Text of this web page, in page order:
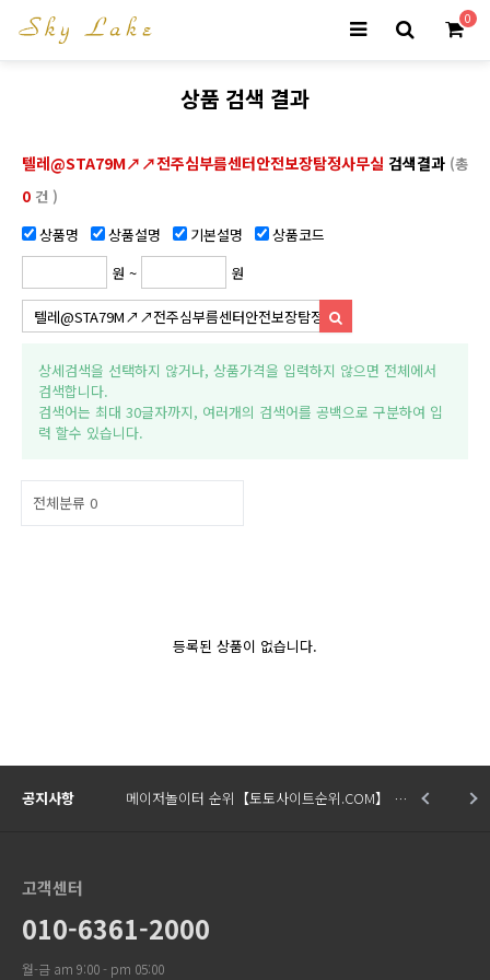
0
상품 검색 결과
텔레@STA79M↗↗전주심부름센터안전보장탐정사무실 검색결과 (총
0 건 )
상품명
상품설명 기본설명
상품코드
원 ~
원
상세검색을 선택하지 않거나, 상품가격을 입력하지 않으면 전체에서
검색합니다.
검색어는 최대 30글자까지, 여러개의 검색어를 공백으로 구분하여 입
력 할수 있습니다.
전체분류 0
등록된 상품이 없습니다.
공지사항 메이저놀이터 순위【토토사이트순위.COM】 …
고객센터
010-6361-2000
월-금 am 9:00 - pm 05:00